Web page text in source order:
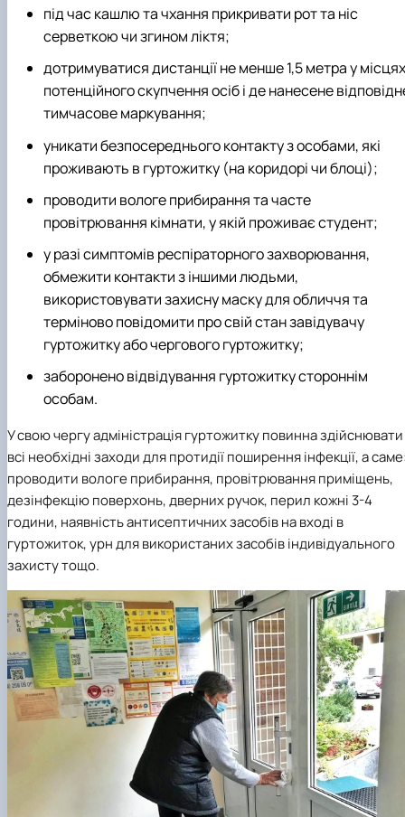
під час кашлю та чхання прикривати рот та ніс
серветкою чи згином ліктя;
дотримуватися дистанції не менше 1,5 метра у місцях
потенційного скупчення осіб і де нанесене
тимчасове маркування;
уникати безпосереднього контакту з особами, які
проживають в гуртожитку (на коридорі чи блоці);
проводити вологе прибирання та часте
провітрювання кімнати, у якій проживає студент;
у разі симптомів респіраторного захворювання,
обмежити контакти з іншими людьми,
використовувати захисну маску для обличчя та
терміново повідомити про свій стан завідувачу
гуртожитку або чергового гуртожитку;
заборонено відвідування гуртожитку стороннім
особам.
У свою чергу адміністрація гуртожитку повинна здійснювати
всі необхідні заходи для протидії поширення інфекції, а
проводити вологе прибирання, провітрювання приміщень,
дезінфекцію поверхонь, дверних ручок, перил кожні 3-4
години, наявність антисептичних засобів на вході в
гуртожиток, урн для використаних засобів індивідуального
захисту тощо.